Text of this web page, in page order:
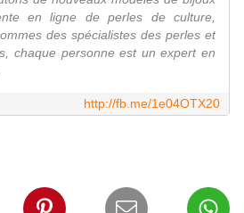
en ligne de perles de culture,
des spécialistes des perles et
chaque personne est un expert en
http://fb.me/1e04OTX20